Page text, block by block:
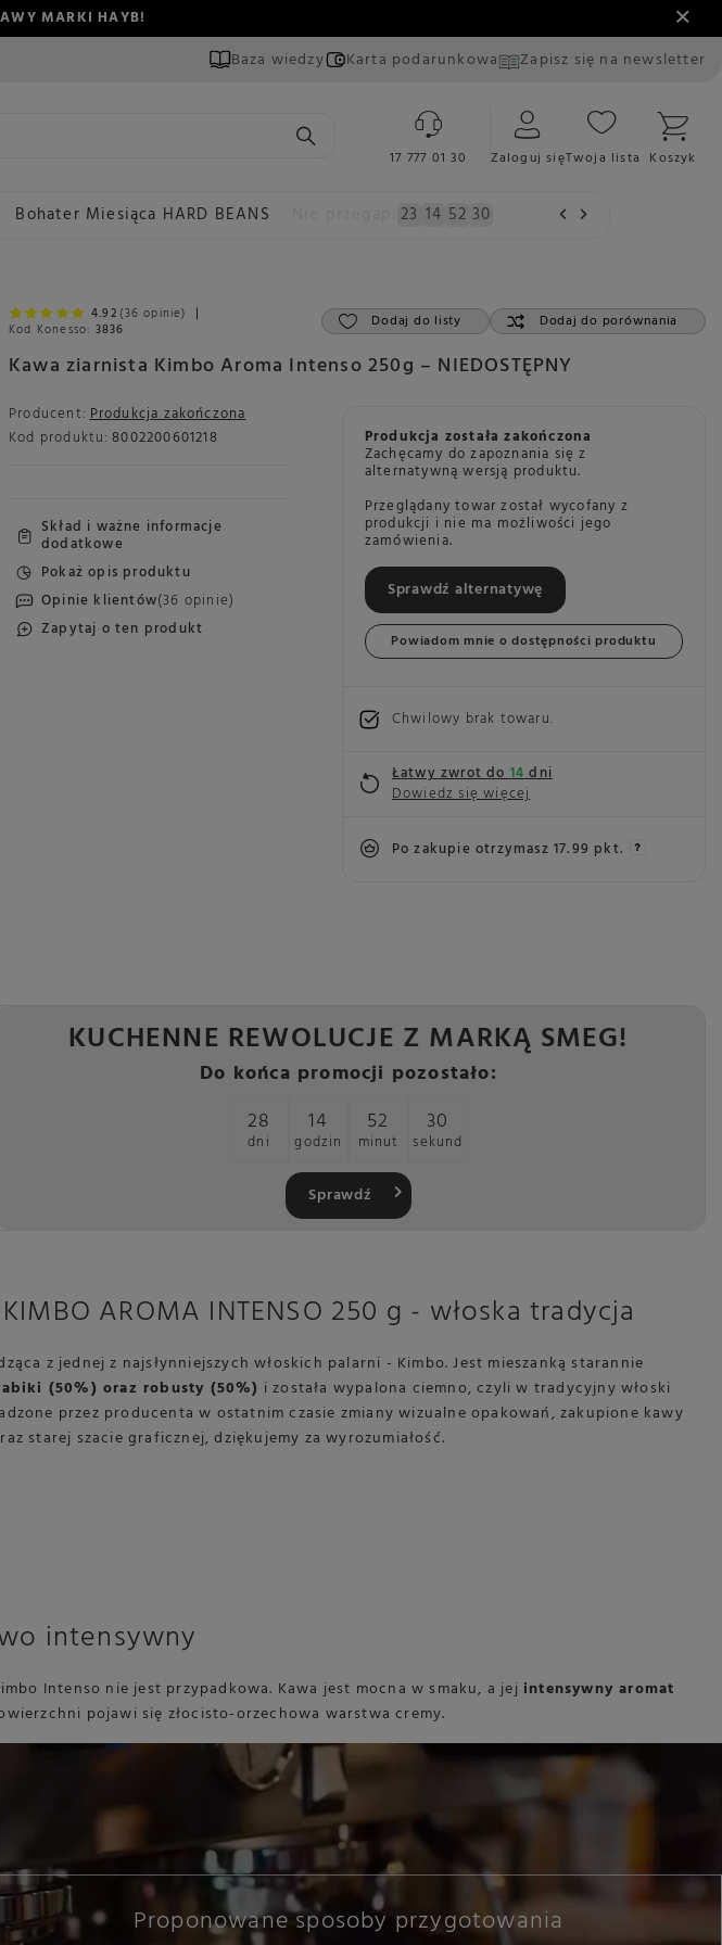
MARKI HAYB!
Baza wiedzy Karta podarunkowa Zapisz się na newsletter
17 777 01 30 Zaloguj sięTwoja lista Koszyk
Bohater Miesiąca HARD BEANS 23 14 52 28
Kawa ziarnista Kimbo Aroma Intenso 250g – NIEDOSTĘPNY
4.92 (36 opinie)
Kod Konesso: 3836 Dodaj do listy Dodaj do porównania
Producent: Produkcja zakończona
Kod produktu: 8002200601218
Skład i ważne informacje
dodatkowe
Pokaż opis produktu
Opinie klientów(36 opinie)
Zapytaj o ten produkt
Produkcja została zakończona
Zachęcamy do zapoznania się z
alternatywną wersją produktu.
Przeglądany towar został wycofany z
produkcji i nie ma możliwości jego
zamówienia.
Sprawdź alternatywę
Powiadom mnie o dostępności produktu
Chwilowy brak towaru
Łatwy zwrot do14dni
Dowiedz się więcej
Po zakupie otrzymasz 17.99 pkt.
KUCHENNE REWOLUCJE Z MARKĄ SMEG!
Do końca promocji pozostało:
28
dni
14
godzin
52
minut
28
sekund
Sprawdź
AROMA INTENSO 250 g - włoska tradycja
z jednej z najsłynniejszych włoskich palarni - Kimbo. Jest mieszanką starannie
(50%) oraz robusty (50%) i została wypalona ciemno, czyli w tradycyjny włoski
przez producenta w ostatnim czasie zmiany wizualne opakowań, zakupione kawy
starej szacie graficznej, dziękujemy za wyrozumiałość.
intensywny
Intenso nie jest przypadkowa. Kawa jest mocna w smaku, a jej intensywny aromat
pojawi się złocisto-orzechowa warstwa cremy.
Proponowane sposoby przygotowania